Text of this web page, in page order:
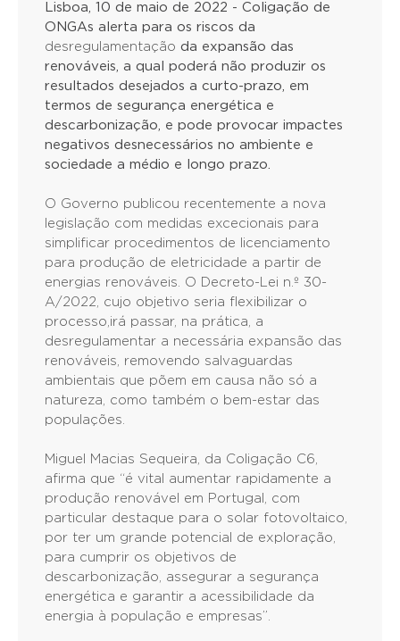
Lisboa, 10 de maio de 2022 - Coligação de
ONGAs alerta para os riscos da
desregulamentação da expansão das
renováveis, a qual poderá não produzir os
resultados desejados a curto-prazo, em
termos de segurança energética e
descarbonização, e pode provocar impactes
negativos desnecessários no ambiente e
sociedade a médio e longo prazo.
O Governo publicou recentemente a nova
legislação com medidas excecionais para
simplificar procedimentos de licenciamento
para produção de eletricidade a partir de
energias renováveis. O Decreto-Lei n.º 30-
A/2022, cujo objetivo seria flexibilizar o
processo,irá passar, na prática, a
desregulamentar a necessária expansão das
renováveis, removendo salvaguardas
ambientais que põem em causa não só a
natureza, como também o bem-estar das
populações.
Miguel Macias Sequeira, da Coligação C6,
afirma que “é vital aumentar rapidamente a
produção renovável em Portugal, com
particular destaque para o solar fotovoltaico,
por ter um grande potencial de exploração,
para cumprir os objetivos de
descarbonização, assegurar a segurança
energética e garantir a acessibilidade da
energia à população e empresas”.